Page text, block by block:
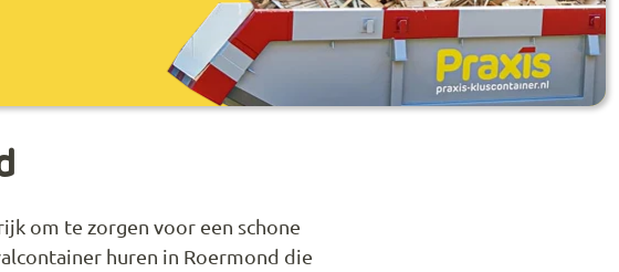
om te zorgen voor een schone
huren in Roermond die